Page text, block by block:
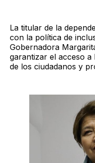
La titular de la
con la política de
Gobernadora
garantizar el acceso a
de los ciudadanos y